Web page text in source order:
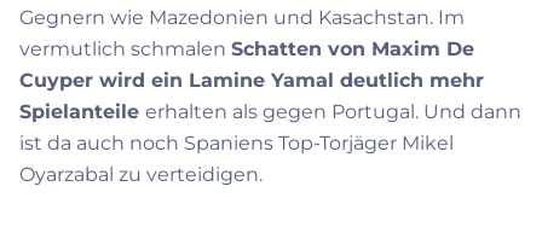
Gegnern wie Mazedonien und Kasachstan. Im
vermutlich schmalen Schatten von Maxim De
Cuyper wird ein Lamine Yamal deutlich mehr
Spielanteile erhalten als gegen Portugal. Und dann
ist da auch noch Spaniens Top-Torjäger Mikel
Oyarzabal zu verteidigen.